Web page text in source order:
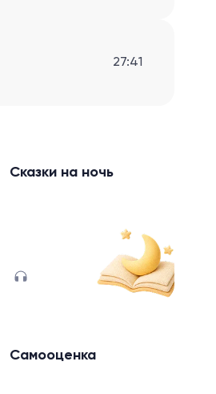
27:41
Сказки на ночь
Самооценка